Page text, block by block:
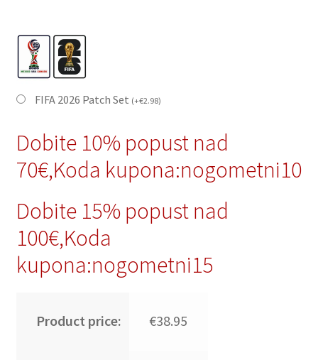
FIFA 2026 Patch Set (+€2.98)
Dobite 10% popust nad
70€,Koda kupona:nogometni10
Dobite 15% popust nad
100€,Koda
kupona:nogometni15
Product price: €38.95